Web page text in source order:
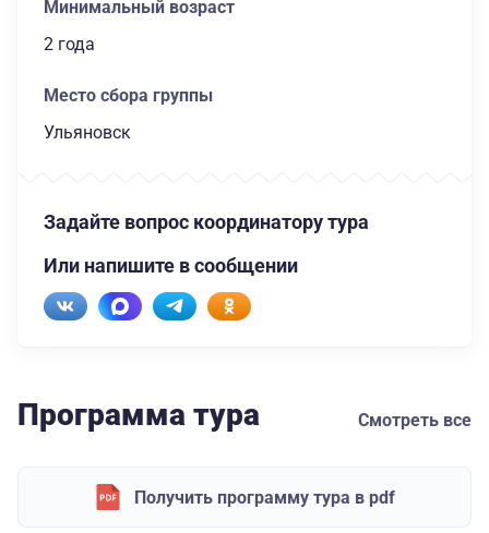
Минимальный возраст
2 года
Место сбора группы
Ульяновск
Задайте вопрос координатору тура
Или напишите в сообщении
Программа тура Смотреть все
Получить программу тура в pdf